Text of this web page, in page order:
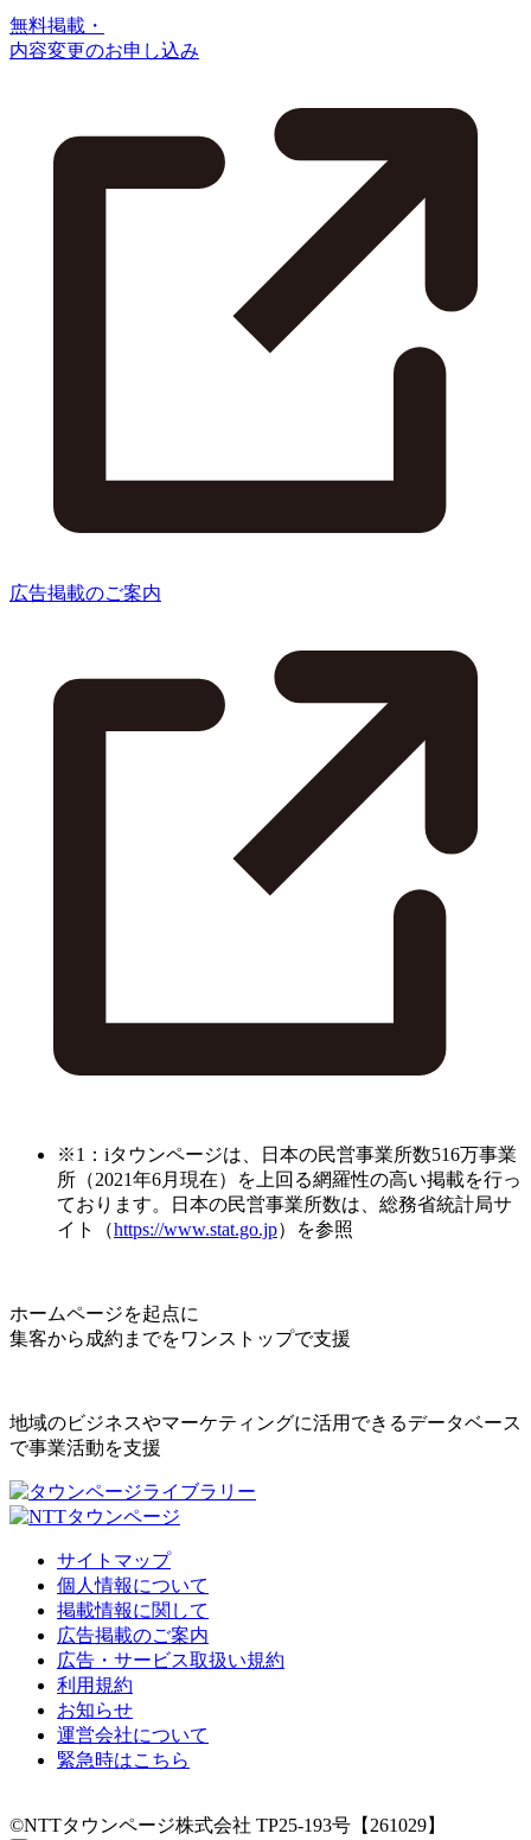
無料掲載・
内容変更のお申し込み
広告掲載のご案内
※1：iタウンページは、日本の民営事業所数516万事業
所（2021年6月現在）を上回る網羅性の高い掲載を行っ
ております。日本の民営事業所数は、総務省統計局サ
イト（https://www.stat.go.jp）を参照
ホームページを起点に
集客から成約までをワンストップで支援
地域のビジネスやマーケティングに活用できるデータベース
で事業活動を支援
サイトマップ
個人情報について
掲載情報に関して
広告掲載のご案内
広告・サービス取扱い規約
利用規約
お知らせ
運営会社について
緊急時はこちら
©NTTタウンページ株式会社 TP25-193号【261029】